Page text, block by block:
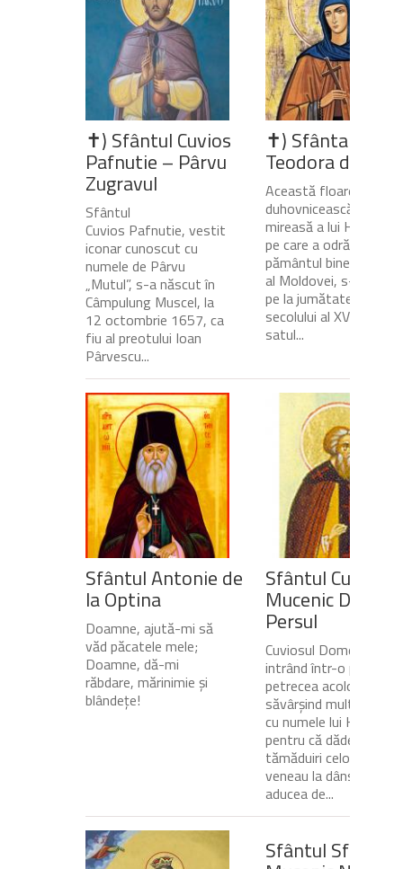
✝) Sfântul Cuvios
Pafnutie – Pârvu
Zugravul
Sfântul
Cuvios Pafnutie, vestit
iconar cunoscut cu
numele de Pârvu
„Mutul”, s-a născut în
Câmpulung Muscel, la
12 octombrie 1657, ca
fiu al preotului Ioan
Pârvescu...
✝) Sfânta
Teodora de la
Această floare
duhovnicească și
mireasă a lui Hristos,
pe care a odrăslit-o
pământul
al Moldovei, s-a
pe la jumătatea
secolului al XVII-lea, în
satul...
Sfântul Antonie de
la Optina
Doamne, ajută-mi să
văd păcatele mele;
Doamne, dă-mi
răbdare, mărinimie şi
blândeţe!
Sfântul Cuvios
Mucenic
Persul
Cuviosul Dometie
intrând într-o peșteră,
petrecea acolo
săvârșind multe minuni
cu numele lui Hristos,
pentru că dădea
tămăduiri celor ce
veneau la dânsul și îi
aducea de...
Sfântul Sfinţit